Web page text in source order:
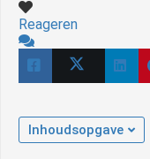
Reageren
Inhoudsopgave